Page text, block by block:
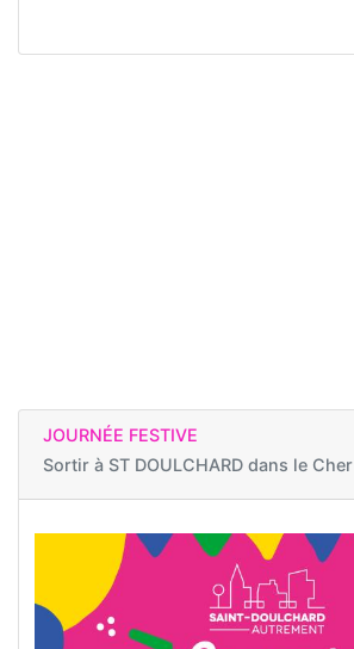
JOURNÉE FESTIVE
Sortir à ST DOULCHARD dans le Cher